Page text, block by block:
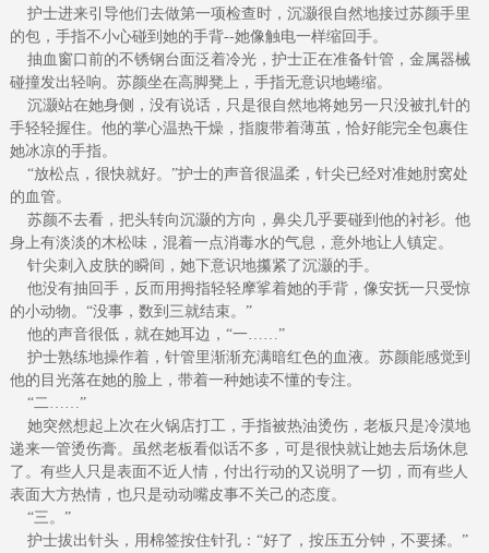
护士进来引导他们去做第一项检查时，沉灏很自然地接过苏颜手里
的包，手指不小心碰到她的手背--她像触电一样缩回手。
抽血窗口前的不锈钢台面泛着冷光，护士正在准备针管，金属器械
碰撞发出轻响。苏颜坐在高脚凳上，手指无意识地蜷缩。
沉灏站在她身侧，没有说话，只是很自然地将她另一只没被扎针的
手轻轻握住。他的掌心温热干燥，指腹带着薄茧，恰好能完全包裹住
她冰凉的手指。
“放松点，很快就好。”护士的声音很温柔，针尖已经对准她肘窝处
的血管。
苏颜不去看，把头转向沉灏的方向，鼻尖几乎要碰到他的衬衫。他
身上有淡淡的木松味，混着一点消毒水的气息，意外地让人镇定。
针尖刺入皮肤的瞬间，她下意识地攥紧了沉灏的手。
他没有抽回手，反而用拇指轻轻摩挲着她的手背，像安抚一只受惊
的小动物。“没事，数到三就结束。”
他的声音很低，就在她耳边，“一……”
护士熟练地操作着，针管里渐渐充满暗红色的血液。苏颜能感觉到
他的目光落在她的脸上，带着一种她读不懂的专注。
“二……”
她突然想起上次在火锅店打工，手指被热油烫伤，老板只是冷漠地
递来一管烫伤膏。虽然老板看似话不多，可是很快就让她去后场休息
了。有些人只是表面不近人情，付出行动的又说明了一切，而有些人
表面大方热情，也只是动动嘴皮事不关己的态度。
“三。”
护士拔出针头，用棉签按住针孔：“好了，按压五分钟，不要揉。”